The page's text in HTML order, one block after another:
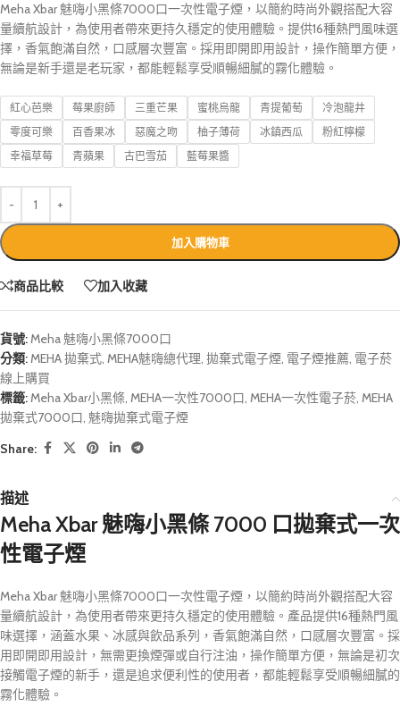
Meha Xbar 魅嗨小黑條7000口一次性電子煙，以簡約時尚外觀搭配大容
量續航設計，為使用者帶來更持久穩定的使用體驗。提供16種熱門風味選
擇，香氣飽滿自然，口感層次豐富。採用即開即用設計，操作簡單方便，
無論是新手還是老玩家，都能輕鬆享受順暢細膩的霧化體驗。
紅心芭樂 莓果廚師 三重芒果 蜜桃烏龍 青提葡萄
冷泡龍井
零度可樂
百香果冰 惡魔之吻 柚子薄荷 冰鎮西瓜
粉紅檸檬
幸福草莓
青蘋果 古巴雪茄 藍莓果醬
加入購物車
商品比較 加入收藏
貨號:Meha 魅嗨小黑條7000口
分類:MEHA 拋棄式, MEHA魅嗨總代理, 拋棄式電子煙, 電子煙推薦, 電子菸
線上購買
標籤:Meha Xbar小黑條, MEHA一次性7000口, MEHA一次性電子菸, MEHA
拋棄式7000口, 魅嗨拋棄式電子煙
Share:
描述
Meha Xbar 魅嗨小黑條 7000 口拋棄式一次
性電子煙
Meha Xbar 魅嗨小黑條7000口一次性電子煙，以簡約時尚外觀搭配大容
量續航設計，為使用者帶來更持久穩定的使用體驗。產品提供16種熱門風
味選擇，涵蓋水果、冰感與飲品系列，香氣飽滿自然，口感層次豐富。採
用即開即用設計，無需更換煙彈或自行注油，操作簡單方便，無論是初次
接觸電子煙的新手，還是追求便利性的使用者，都能輕鬆享受順暢細膩的
霧化體驗。